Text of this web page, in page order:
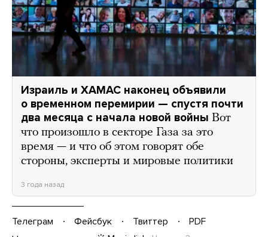
Израиль и ХАМАС наконец объявили
о временном перемирии — спустя почти
два месяца с начала новой войны Вот
что произошло в секторе Газа за это
время — и что об этом говорят обе
стороны, эксперты и мировые политики
3 года назад
Телеграм Фейсбук Твиттер
PDF